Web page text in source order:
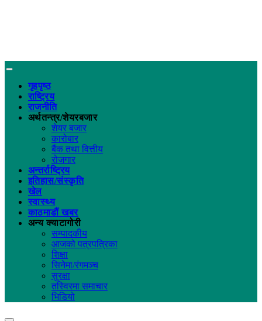
गृहपृष्ठ
राष्ट्रिय
राजनीति
अर्थतन्त्र/शेयरबजार
शेयर बजार
कारोबार
बैंक तथा वित्तीय
रोजगार
अन्तर्राष्ट्रिय
इतिहास/संस्कृति
खेल
स्वास्थ्य
काठमाडौं खबर
अन्य क्याटागोरी
सम्पादकीय
आजको पत्रपत्रिका
शिक्षा
सिनेमा/रंगमञ्च
सुरक्षा
तस्विरमा समाचार
भिडियो